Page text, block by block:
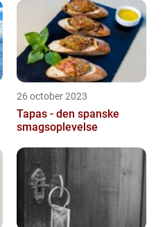
26 october 2023
Tapas - den spanske
smagsoplevelse